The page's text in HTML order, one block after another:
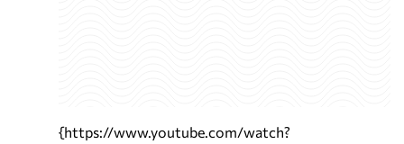
{https://www.youtube.com/watch?